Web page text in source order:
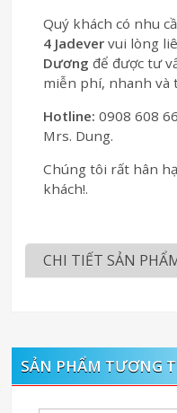
Quý khách có nhu
4 Jadevervui lòng
Dương để được tư
miễn phí, nhanh và
Hotline: 0908 608
Mrs. Dung.
Chúng tôi rất hân
khách!.
CHI TIẾT SẢN
SẢN PHẨM TƯƠNG